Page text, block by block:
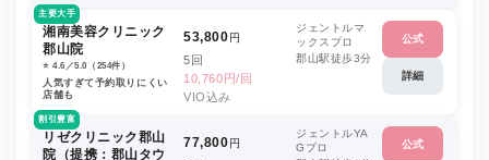
主要大手
湘南美容クリニック
郡山院
⭐️ 4.6／5.0（254件）
人気すぎて予約取りにくい
店舗も
53,800円
5回
10,760円/回
VIO込み
ジェントルマ
ックスプロ
郡山駅徒歩3分
公式
詳細
割引豊富
リゼクリニック郡山
院（提携：郡山タウ
77,800円
ジェントルYA
Gプロ
公式